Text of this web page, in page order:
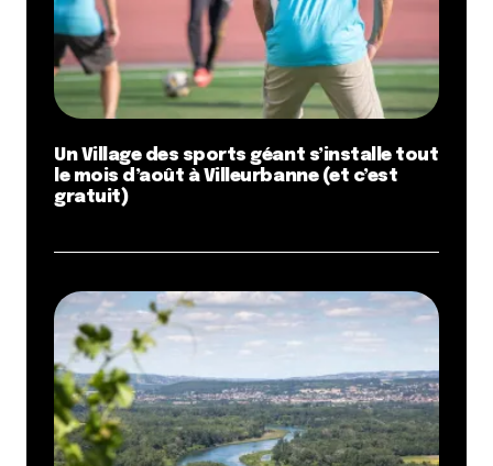
Un Village des sports géant s’installe tout
le mois d’août à Villeurbanne (et c’est
gratuit)